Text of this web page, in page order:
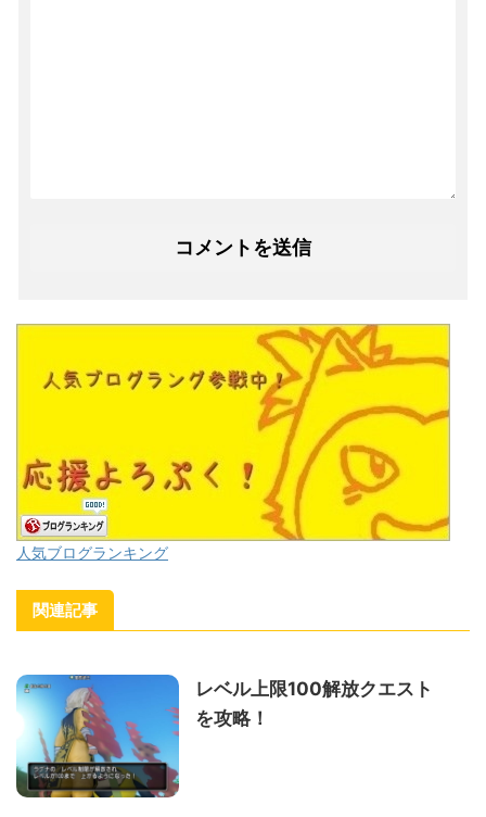
人気ブログランキング
関連記事
レベル上限100解放クエスト
を攻略！